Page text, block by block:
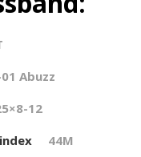
Abuzz
12
44M